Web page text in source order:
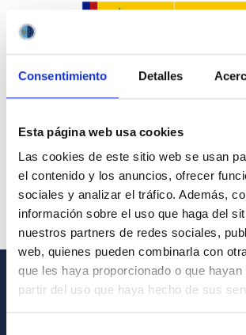
Consentimiento Detalles
Esta página web usa cookies
Las cookies de este sitio web se usan
el contenido y los anuncios, ofrecer
sociales y analizar el tráfico. Además,
información sobre el uso que haga del
nuestros partners de redes sociales,
web, quienes pueden combinarla con
que les haya proporcionado o que hayan
partir del uso que haya hecho de sus
GENERAL INFORMATION